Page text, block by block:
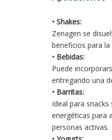
• Shakes:
Zenagen se
beneficios para
• Bebidas:
Puede
entregando una
• Barritas:
Ideal para
energéticas para
personas activas.